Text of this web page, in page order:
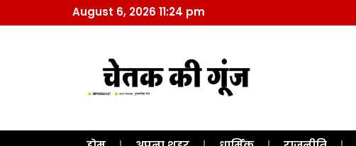
August 6, 2026 11:24 pm